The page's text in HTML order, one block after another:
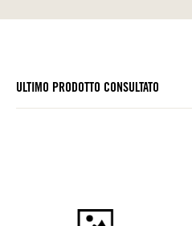
ULTIMO PRODOTTO CONSULTATO